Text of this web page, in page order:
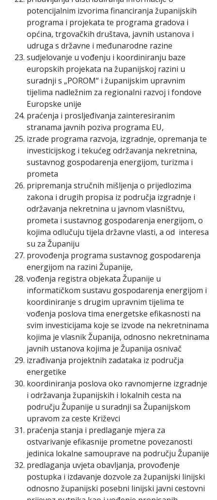
potencijalnim izvorima financiranja županijskih
programa i projekata te programa gradova i
općina, trgovačkih društava, javnih ustanova i
udruga s državne i međunarodne razine
sudjelovanje u vođenju i koordiniranju baze
europskih projekata na županijskoj razini u
suradnji s „POROM“ i županijskim upravnim
tijelima nadležnim za regionalni razvoj i fondove
Europske unije
praćenja i prosljeđivanja zainteresiranim
stranama javnih poziva programa EU,
izrade programa razvoja, izgradnje, opremanja te
investicijskog i tekućeg održavanja nekretnina,
sustavnog gospodarenja energijom, turizma i
prometa
pripremanja stručnih mišljenja o prijedlozima
zakona i drugih propisa iz područja izgradnje i
održavanja nekretnina u javnom vlasništvu,
prometa i sustavnog gospodarenja energijom, o
kojima odlučuju tijela državne vlasti, a od interesa
su za Županiju
provođenja programa sustavnog gospodarenja
energijom na razini Županije,
vođenja registra objekata Županije u
informatičkom sustavu gospodarenja energijom i
koordiniranje s drugim upravnim tijelima te
vođenja poslova tima energetske efikasnosti na
svim investicijama koje se izvode na nekretninama
kojima je vlasnik Županija, odnosno nekretninama
javnih ustanova kojima je Županija osnivač
izrađivanja projektnih zadataka iz područja
energetike
koordiniranja poslova oko ravnomjerne izgradnje
i održavanja županijskih i lokalnih cesta na
području Županije u suradnji sa Županijskom
upravom za ceste Križevci
praćenja stanja i predlaganje mjera za
ostvarivanje efikasnije prometne povezanosti
jedinica lokalne samouprave na području Županije
predlaganja uvjeta obavljanja, provođenje
postupka i izdavanje dozvole za županijski linijski
odnosno županijski posebni linijski javni cestovni